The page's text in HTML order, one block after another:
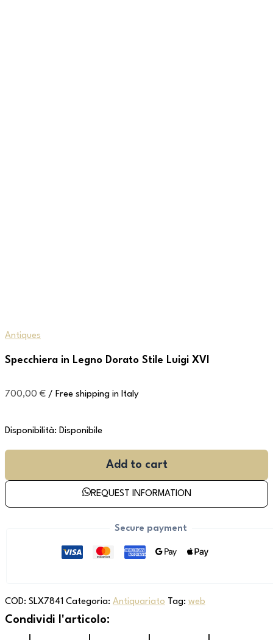
Antiques
Specchiera in Legno Dorato Stile Luigi XVI
700,00 € / Free shipping in Italy
Disponibilità: Disponibile
Add to cart
REQUEST INFORMATION
Secure payment
COD: SLX7841 Categoria: Antiquariato Tag: web